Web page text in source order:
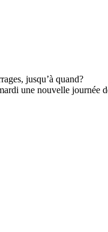
une nouvelle